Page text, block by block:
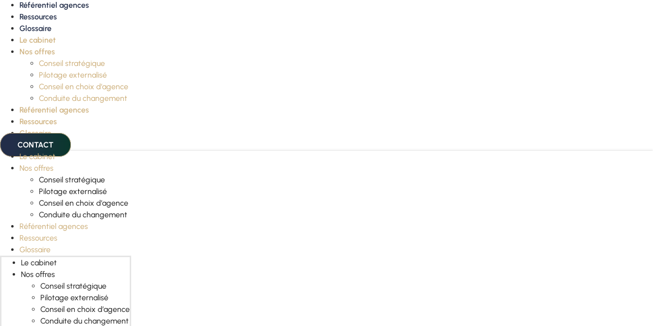
Référentiel agences
Ressources
Glossaire
Le cabinet
Nos offres
Conseil stratégique
Pilotage externalisé
Conseil en choix d’agence
Conduite du changement
Référentiel agences
Ressources
Glossaire
CONTACT
Le cabinet
Nos offres
Conseil stratégique
Pilotage externalisé
Conseil en choix d’agence
Conduite du changement
Référentiel agences
Ressources
Glossaire
Le cabinet
Nos offres
Conseil stratégique
Pilotage externalisé
Conseil en choix d’agence
Conduite du changement